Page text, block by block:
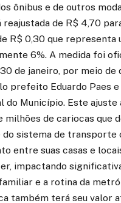
ônibus e de outros
reajustada de R$ 4,70
R$ 0,30 que representa
6%. A medida foi
de janeiro, por meio de
prefeito Eduardo Paes
do Município. Este ajuste
milhões de cariocas que
do sistema de transporte
entre suas casas e
impactando
e a rotina da
também terá seu valor